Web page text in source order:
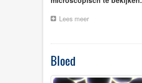
Lees meer
de
Bloed